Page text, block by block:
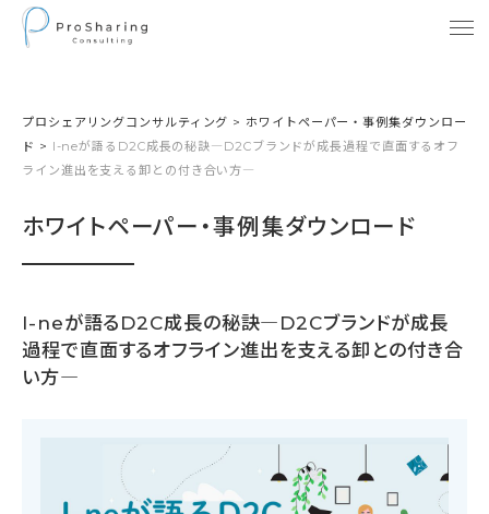
プロシェアリングコンサルティング > ホワイトペーパー・事例集ダウンロー
ド > I-neが語るD2C成長の秘訣―D2Cブランドが成長過程で直面するオフ
ライン進出を支える卸との付き合い方―
ホワイトペーパー・事例集ダウンロード
I-neが語るD2C成長の秘訣―D2Cブランドが成長
過程で直面するオフライン進出を支える卸との付き合
い方―